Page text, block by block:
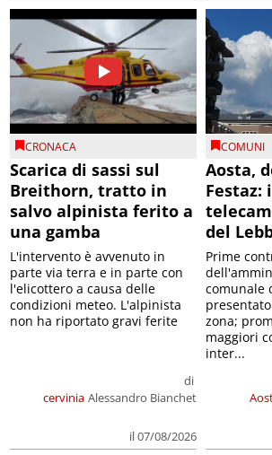
CRONACA
Scarica di sassi sul
Breithorn, tratto in
salvo alpinista ferito a
una gamba
cervinia
di
Alessandro Bianchet
il 07/08/2026
L'intervento è avvenuto in
parte via terra e in parte con
l'elicottero a causa delle
condizioni meteo. L'alpinista
non ha riportato gravi ferite
COMUNI
Aosta,
Festaz:
del
Prime
comunale
zona;
maggiori
inter...